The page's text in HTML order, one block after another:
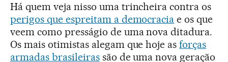
Há quem veja nisso uma trincheira contra os
perigos que espreitam a democracia e os que
veem como presságio de uma nova ditadura.
Os mais otimistas alegam que hoje asforças
armadas brasileirassão de uma nova geração